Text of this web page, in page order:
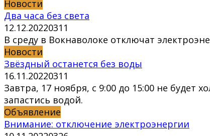
Новости
Два часа без света
12.12.20220311
В среду в Вокнаволоке отключат
Новости
Звёздный останется без воды
16.11.20220311
Завтра, 17 ноября, c 9:00 до 15:00 не будет
запастись водой.
Объявление
Внимание: отключение электроэнергии